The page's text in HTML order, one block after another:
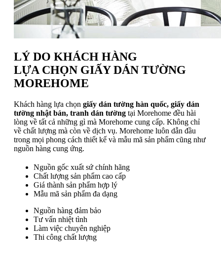
LÝ DO KHÁCH HÀNG
LỰA CHỌN GIẤY DÁN TƯỜNG
MOREHOME
Khách hàng lựa chọn giấy dán tường hàn quốc, giấy dán
tường nhật bản, tranh dán tường tại Morehome đều hài
lòng về tất cả những gì mà Morehome cung cấp. Không chỉ
về chất lượng mà còn về dịch vụ. Morehome luôn dẫn đầu
trong mọi phong cách thiết kế và mẫu mã sản phẩm cũng như
nguồn hàng cung ứng.
Nguồn gốc xuất sứ chính hãng
Chất lượng sản phẩm cao cấp
Giá thành sản phẩm hợp lý
Mẫu mã sản phẩm đa dạng
Nguồn hàng đảm bảo
Tư vấn nhiệt tình
Làm việc chuyên nghiệp
Thi công chất lượng